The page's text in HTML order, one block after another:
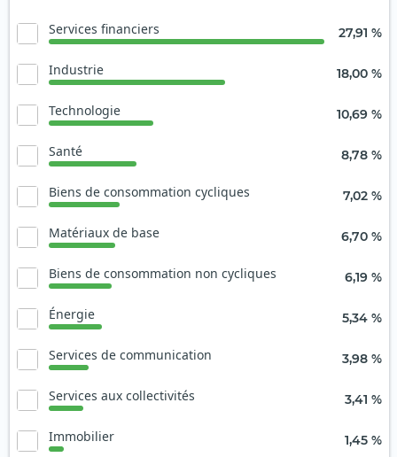
Services financiers 27,91 %
Industrie 18,00 %
Technologie 10,69 %
Santé 8,78 %
Biens de consommation cycliques 7,02 %
Matériaux de base 6,70 %
Biens de consommation non cycliques 6,19 %
Énergie 5,34 %
Services de communication 3,98 %
Services aux collectivités 3,41 %
Immobilier 1,45 %